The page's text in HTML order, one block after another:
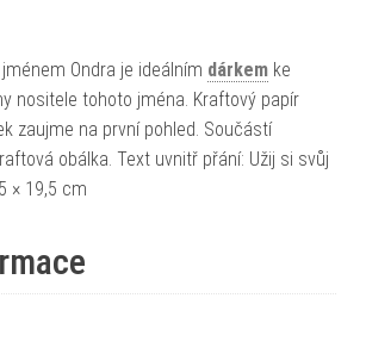
Ondra je ideálním dárkem ke
nositele tohoto jména. Kraftový papír
zaujme na první pohled. Součástí
obálka. Text uvnitř přání: Užij si svůj
× 19,5 cm